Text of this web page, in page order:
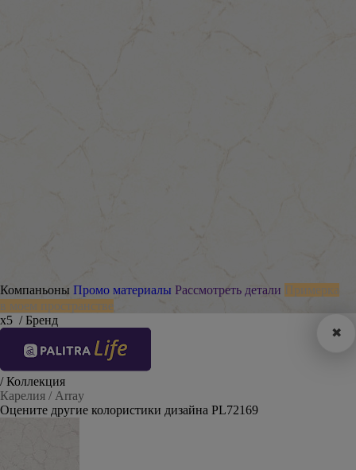
Компаньоны Промо материалы Рассмотреть детали Примерка
в моем пространстве
х5
✖
/ Бренд
/ Коллекция
Карелия / Array
Оцените другие колористики дизайна PL72169